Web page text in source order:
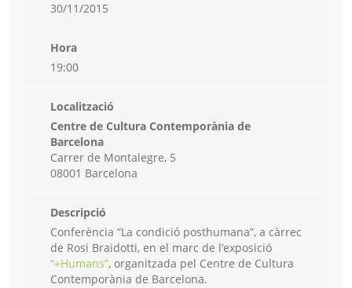
30/11/2015
Hora
19:00
Localització
Centre de Cultura Contemporània de
Barcelona
Carrer de Montalegre, 5
08001 Barcelona
Descripció
Conferència “La condició posthumana”, a càrrec
de Rosi Braidotti, en el marc de l’exposició
“+Humans”, organitzada pel Centre de Cultura
Contemporània de Barcelona.